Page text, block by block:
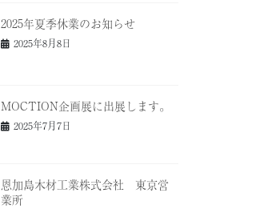
2025年夏季休業のお知らせ
2025年8月8日
MOCTION企画展に出展します。
2025年7月7日
恩加島木材工業株式会社 東京営
業所